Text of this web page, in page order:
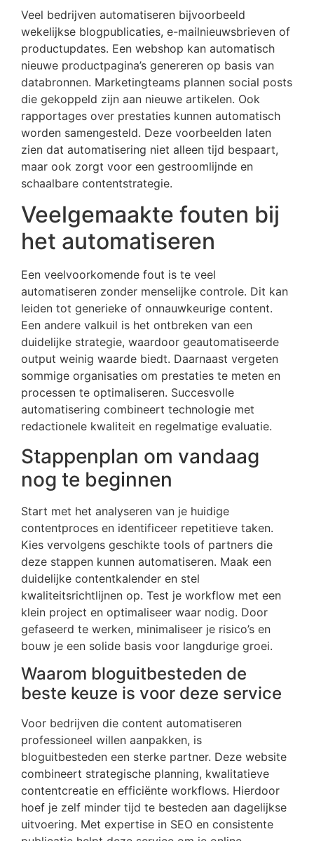
Veel bedrijven automatiseren bijvoorbeeld
wekelijkse blogpublicaties, e-mailnieuwsbrieven of
productupdates. Een webshop kan automatisch
nieuwe productpagina’s genereren op basis van
databronnen. Marketingteams plannen social posts
die gekoppeld zijn aan nieuwe artikelen. Ook
rapportages over prestaties kunnen automatisch
worden samengesteld. Deze voorbeelden laten
zien dat automatisering niet alleen tijd bespaart,
maar ook zorgt voor een gestroomlijnde en
schaalbare contentstrategie.
Veelgemaakte fouten bij
het automatiseren
Een veelvoorkomende fout is te veel
automatiseren zonder menselijke controle. Dit kan
leiden tot generieke of onnauwkeurige content.
Een andere valkuil is het ontbreken van een
duidelijke strategie, waardoor geautomatiseerde
output weinig waarde biedt. Daarnaast vergeten
sommige organisaties om prestaties te meten en
processen te optimaliseren. Succesvolle
automatisering combineert technologie met
redactionele kwaliteit en regelmatige evaluatie.
Stappenplan om vandaag
nog te beginnen
Start met het analyseren van je huidige
contentproces en identificeer repetitieve taken.
Kies vervolgens geschikte tools of partners die
deze stappen kunnen automatiseren. Maak een
duidelijke contentkalender en stel
kwaliteitsrichtlijnen op. Test je workflow met een
klein project en optimaliseer waar nodig. Door
gefaseerd te werken, minimaliseer je risico’s en
bouw je een solide basis voor langdurige groei.
Waarom bloguitbesteden de
beste keuze is voor deze service
Voor bedrijven die content automatiseren
professioneel willen aanpakken, is
bloguitbesteden een sterke partner. Deze website
combineert strategische planning, kwalitatieve
contentcreatie en efficiënte workflows. Hierdoor
hoef je zelf minder tijd te besteden aan dagelijkse
uitvoering. Met expertise in SEO en consistente